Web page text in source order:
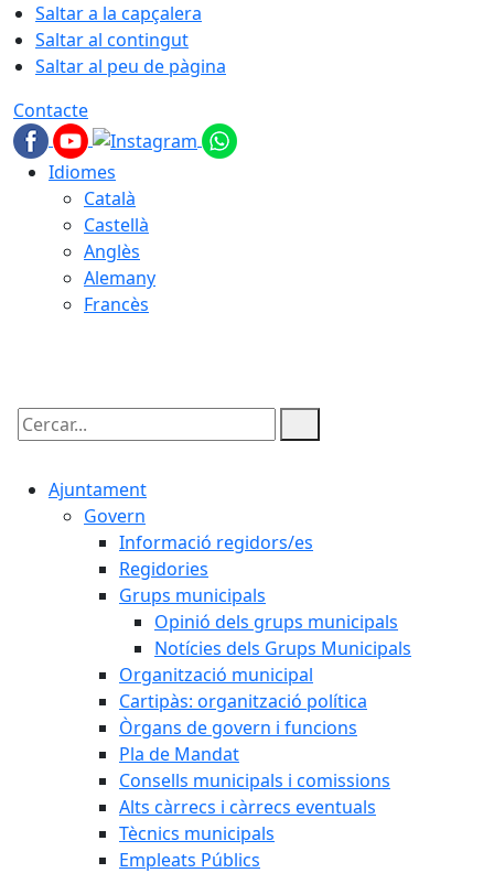
Saltar a la capçalera
Saltar al contingut
Saltar al peu de pàgina
Contacte
Idiomes
Català
Castellà
Anglès
Alemany
Francès
Cercar:
Ajuntament
Govern
Informació regidors/es
Regidories
Grups municipals
Opinió dels grups municipals
Notícies dels Grups Municipals
Organització municipal
Cartipàs: organització política
Òrgans de govern i funcions
Pla de Mandat
Consells municipals i comissions
Alts càrrecs i càrrecs eventuals
Tècnics municipals
Empleats Públics